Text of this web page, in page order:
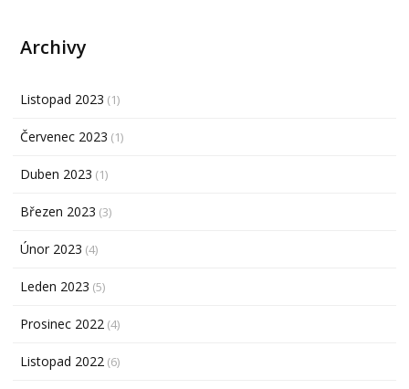
Archivy
Listopad 2023 (1)
Červenec 2023 (1)
Duben 2023 (1)
Březen 2023 (3)
Únor 2023 (4)
Leden 2023 (5)
Prosinec 2022 (4)
Listopad 2022 (6)